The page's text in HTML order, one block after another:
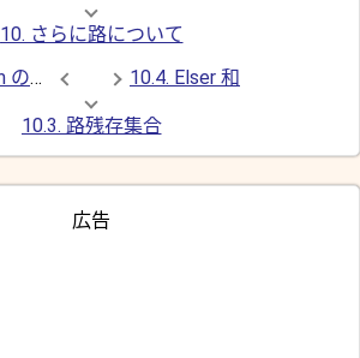
10. さらに路について
10.2. Gallai-Milgram の定理
10.4. Elser 和
10.3. 路残存集合
広告